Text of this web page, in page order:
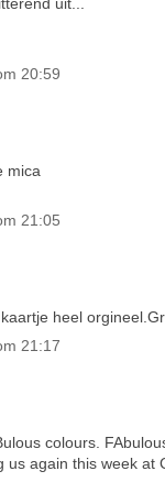
20:59
mica
21:05
heel
21:17
colours.
again this week at